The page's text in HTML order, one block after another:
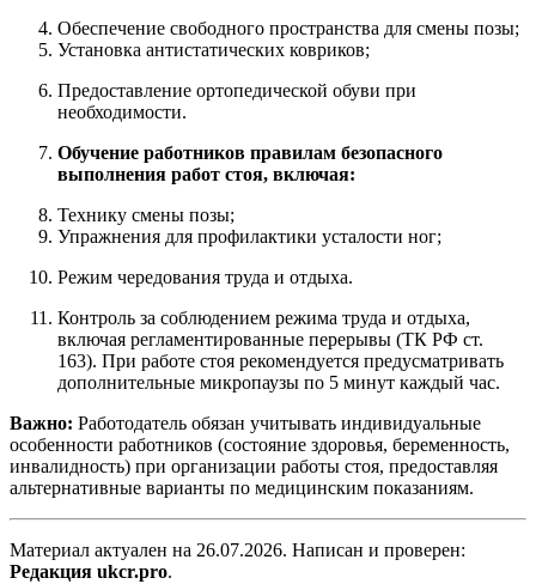
Обеспечение свободного пространства для смены позы;
Установка антистатических ковриков;
Предоставление ортопедической обуви при
необходимости.
Обучение работников правилам безопасного
выполнения работ стоя, включая:
Технику смены позы;
Упражнения для профилактики усталости ног;
Режим чередования труда и отдыха.
Контроль за соблюдением режима труда и отдыха,
включая регламентированные перерывы (ТК РФ ст.
163). При работе стоя рекомендуется предусматривать
дополнительные микропаузы по 5 минут каждый час.
Важно: Работодатель обязан учитывать индивидуальные
особенности работников (состояние здоровья, беременность,
инвалидность) при организации работы стоя, предоставляя
альтернативные варианты по медицинским показаниям.
Материал актуален на 26.07.2026. Написан и проверен:
Редакция ukcr.pro.